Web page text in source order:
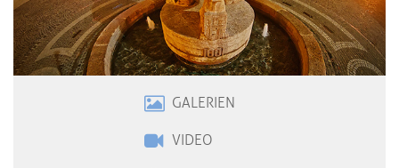
GALERIEN
VIDEO